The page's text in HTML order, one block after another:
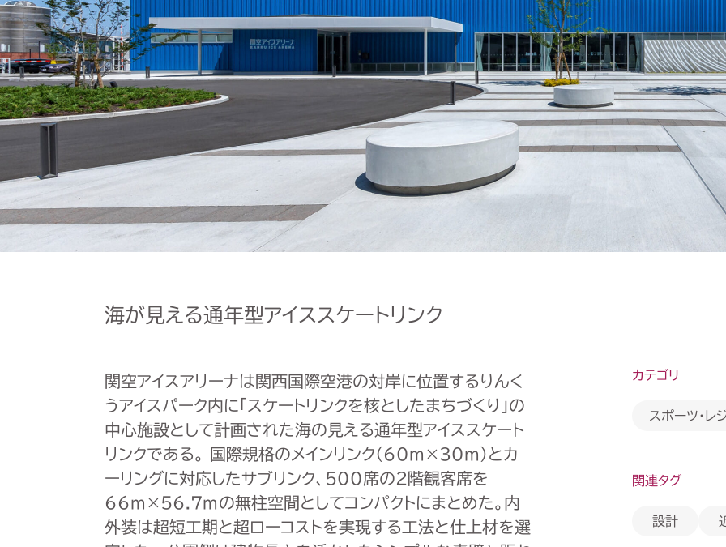
海が見える通年型アイススケートリンク
関空アイスアリーナは関西国際空港の対岸に位置するりんく
うアイスパーク内に「スケートリンクを核としたまちづくり」の
中心施設として計画された海の見える通年型アイススケート
リンクである。 国際規格のメインリンク（60m × 30ｍ）とカ
ーリングに対応したサブリンク、 500席の2階観客席を
66m × 56.7mの無柱空間としてコンパクトにまとめた。内
外装は超短工期と超ローコストを実現する工法と仕上材を選
カテゴリ
スポーツ・レ
関連タグ
設計